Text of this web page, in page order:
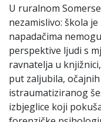
U ruralnom
nezamislivo: škola
napadačima
perspektive ljudi s
ravnatelja u
put zaljubila,
istraumatiziranog
izbjeglice koji